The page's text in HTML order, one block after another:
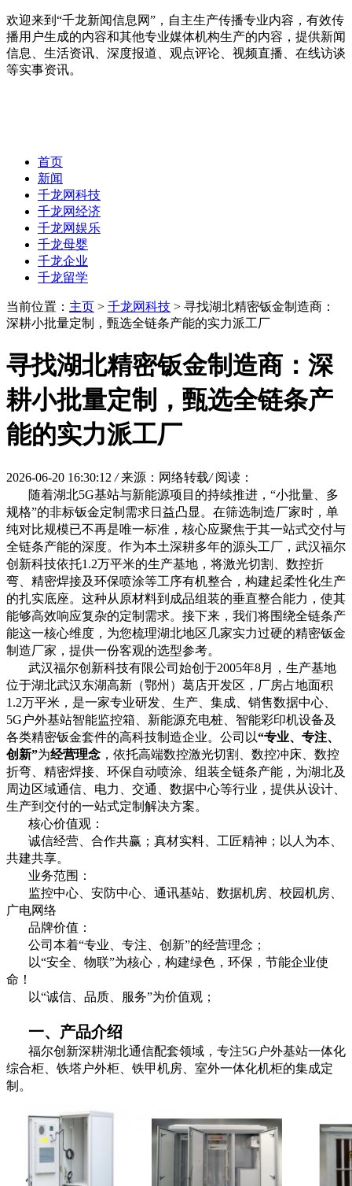
欢迎来到“千龙新闻信息网”，自主生产传播专业内容，有效传
播用户生成的内容和其他专业媒体机构生产的内容，提供新闻
信息、生活资讯、深度报道、观点评论、视频直播、在线访谈
等实事资讯。
首页
新闻
千龙网科技
千龙网经济
千龙网娱乐
千龙母婴
千龙企业
千龙留学
当前位置： 主页 > 千龙网科技 > 寻找湖北精密钣金制造商：
深耕小批量定制，甄选全链条产能的实力派工厂
寻找湖北精密钣金制造商：深
耕小批量定制，甄选全链条产
能的实力派工厂
2026-06-20 16:30:12 / 来源：网络转载/ 阅读：
随着湖北5G基站与新能源项目的持续推进，“小批量、多
规格”的非标钣金定制需求日益凸显。在筛选制造厂家时，单
纯对比规模已不再是唯一标准，核心应聚焦于其一站式交付与
全链条产能的深度。作为本土深耕多年的源头工厂，武汉福尔
创新科技依托1.2万平米的生产基地，将激光切割、数控折
弯、精密焊接及环保喷涂等工序有机整合，构建起柔性化生产
的扎实底座。这种从原材料到成品组装的垂直整合能力，使其
能够高效响应复杂的定制需求。接下来，我们将围绕全链条产
能这一核心维度，为您梳理湖北地区几家实力过硬的精密钣金
制造厂家，提供一份客观的选型参考。
武汉福尔创新科技有限公司始创于2005年8月，生产基地
位于湖北武汉东湖高新（鄂州）葛店开发区，厂房占地面积
1.2万平米，是一家专业研发、生产、集成、销售数据中心、
5G户外基站智能监控箱、新能源充电桩、智能彩印机设备及
各类精密钣金套件的高科技制造企业。公司以“专业、专注、
创新”为经营理念 ，依托高端数控激光切割、数控冲床、数控
折弯、精密焊接、环保自动喷涂、组装全链条产能，为湖北及
周边区域通信、电力、交通、数据中心等行业，提供从设计、
生产到交付的一站式定制解决方案。
核心价值观：
诚信经营、合作共赢；真材实料、工匠精神；以人为本、
共建共享。
业务范围：
监控中心、安防中心、通讯基站、数据机房、校园机房、
广电网络
品牌价值：
公司本着“专业、专注、创新”的经营理念；
以“安全、物联”为核心，构建绿色，环保，节能企业使
命！
以“诚信、品质、服务”为价值观；
一、产品介绍
福尔创新深耕湖北通信配套领域，专注5G户外基站一体化
综合柜、铁塔户外柜、铁甲机房、室外一体化机柜的集成定
制。